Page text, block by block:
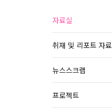
자료실
취재 및 리포트 자료
뉴스스크랩
프로젝트